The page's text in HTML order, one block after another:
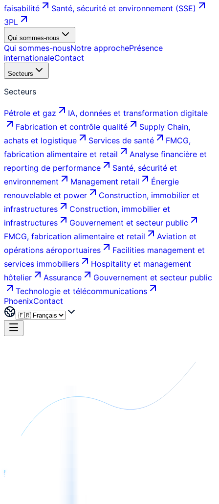
faisabilité
Santé, sécurité et environnement (SSE)
3PL
Qui sommes-nous
Qui sommes-nousNotre approchePrésence
internationaleContact
Secteurs
Secteurs
Pétrole et gaz
IA, données et transformation digitale
Fabrication et contrôle qualité
Supply Chain,
achats et logistique
Services de santé
FMCG,
fabrication alimentaire et retail
Analyse financière et
reporting de performance
Santé, sécurité et
environnement
Management retail
Énergie
renouvelable et power
Construction, immobilier et
infrastructures
Construction, immobilier et
infrastructures
Gouvernement et secteur public
FMCG, fabrication alimentaire et retail
Aviation et
opérations aéroportuaires
Facilities management et
services immobiliers
Hospitality et management
hôtelier
Assurance
Gouvernement et secteur public
Technologie et télécommunications
PhoenixContact